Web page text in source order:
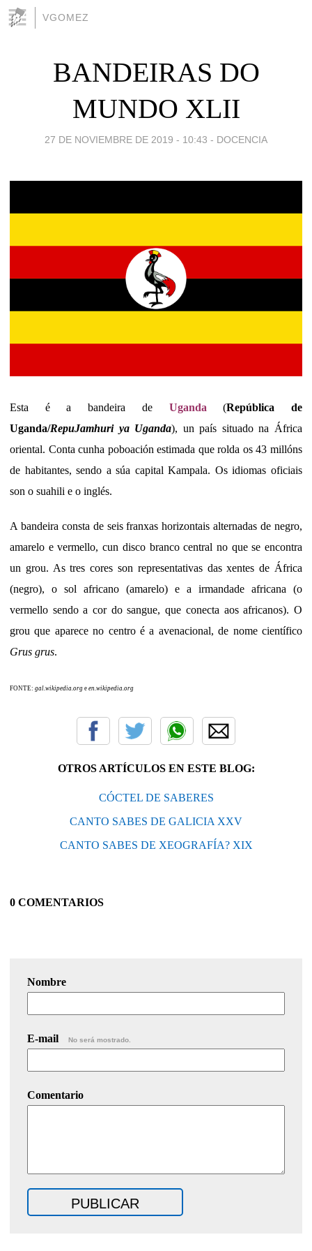
VGOMEZ
BANDEIRAS DO
MUNDO XLII
27 DE NOVIEMBRE DE 2019 - 10:43 - DOCENCIA
Esta é a bandeira de Uganda (República de
Uganda/RepuJamhuri ya Uganda), un país situado na África
oriental. Conta cunha poboación estimada que rolda os 43 millóns
de habitantes, sendo a súa capital Kampala. Os idiomas oficiais
son o suahili e o inglés.
A bandeira consta de seis franxas horizontais alternadas de negro,
amarelo e vermello, cun disco branco central no que se encontra
un grou. As tres cores son representativas das xentes de África
(negro), o sol africano (amarelo) e a irmandade africana (o
vermello sendo a cor do sangue, que conecta aos africanos). O
grou que aparece no centro é a avenacional, de nome científico
Grus grus.
FONTE: gal.wikipedia.org e en.wikipedia.org
OTROS ARTÍCULOS EN ESTE BLOG:
CÓCTEL DE SABERES
CANTO SABES DE GALICIA XXV
CANTO SABES DE XEOGRAFÍA? XIX
0 COMENTARIOS
Nombre
E-mail No será mostrado.
Comentario